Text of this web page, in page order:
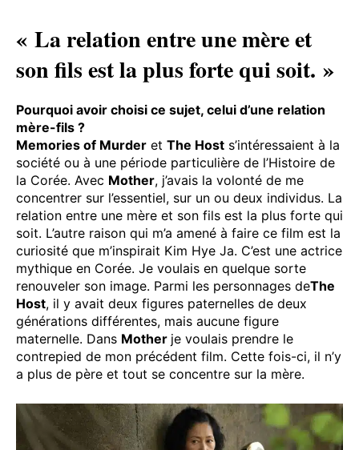
« La relation entre une mère et
son fils est la plus forte qui soit. »
Pourquoi avoir choisi ce sujet, celui d’une relation
mère-fils ?
Memories of Murder et The Host s’intéressaient à la
société ou à une période particulière de l’Histoire de
la Corée. Avec Mother, j’avais la volonté de me
concentrer sur l’essentiel, sur un ou deux individus. La
relation entre une mère et son fils est la plus forte qui
soit. L’autre raison qui m’a amené à faire ce film est la
curiosité que m’inspirait Kim Hye Ja. C’est une actrice
mythique en Corée. Je voulais en quelque sorte
renouveler son image. Parmi les personnages deThe
Host, il y avait deux figures paternelles de deux
générations différentes, mais aucune figure
maternelle. Dans Mother je voulais prendre le
contrepied de mon précédent film. Cette fois-ci, il n’y
a plus de père et tout se concentre sur la mère.